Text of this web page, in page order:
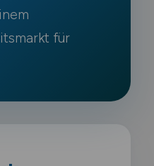
für